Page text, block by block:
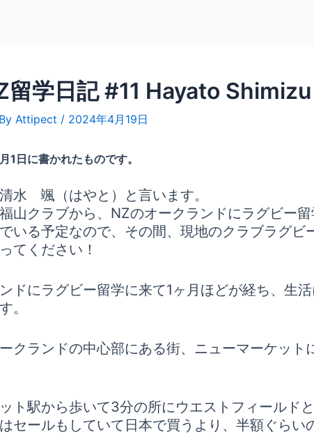
学日記 #11 Hayato
Attipect / 2024年4月19日
1日に書かれたものです。
水 颯（はやと）と言います。
山クラブから、NZのオークランドにラグビー留
いる予定なので、その間、現地のクラブラグビ
てください！
ドにラグビー留学に来て1ヶ月ほどが経ち、生
。
クランドの中心部にある街、ニューマーケッ
ト駅から歩いて3分の所にウエストフィールド
セールもしていて日本で買うより、半額ぐらい